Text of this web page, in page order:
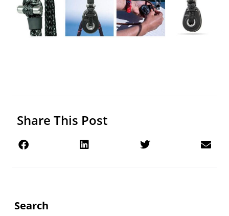
Share This Post
Search